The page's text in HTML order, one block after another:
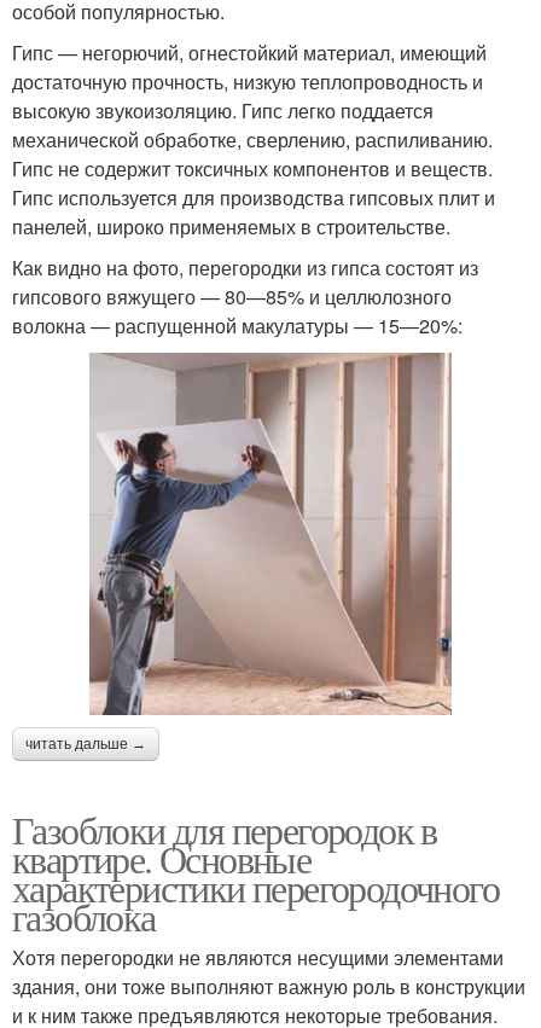
особой популярностью.
Гипс — негорючий, огнестойкий материал, имеющий
достаточную прочность, низкую теплопроводность и
высокую звукоизоляцию. Гипс легко поддается
механической обработке, сверлению, распиливанию.
Гипс не содержит токсичных компонентов и веществ.
Гипс используется для производства гипсовых плит и
панелей, широко применяемых в строительстве.
Как видно на фото, перегородки из гипса состоят из
гипсового вяжущего — 80—85% и целлюлозного
волокна — распущенной макулатуры — 15—20%:
читать дальше →
Газоблоки для перегородок в
квартире. Основные
характеристики перегородочного
газоблока
Хотя перегородки не являются несущими элементами
здания, они тоже выполняют важную роль в конструкции
и к ним также предъявляются некоторые требования.